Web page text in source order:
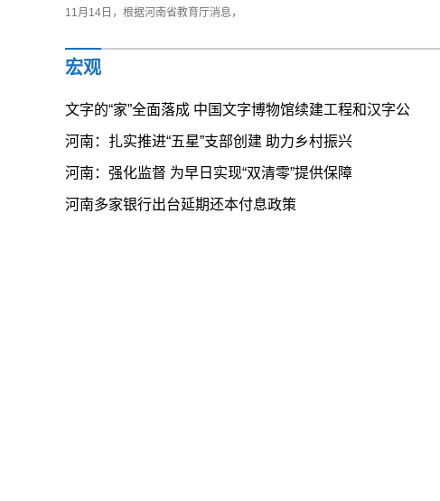
11月14日，根据河南省教育厅消息，
宏观
文字的“家”全面落成 中国文字博物馆续建工程和汉字公
河南：扎实推进“五星”支部创建 助力乡村振兴
河南：强化监督 为早日实现“双清零”提供保障
河南多家银行出台延期还本付息政策